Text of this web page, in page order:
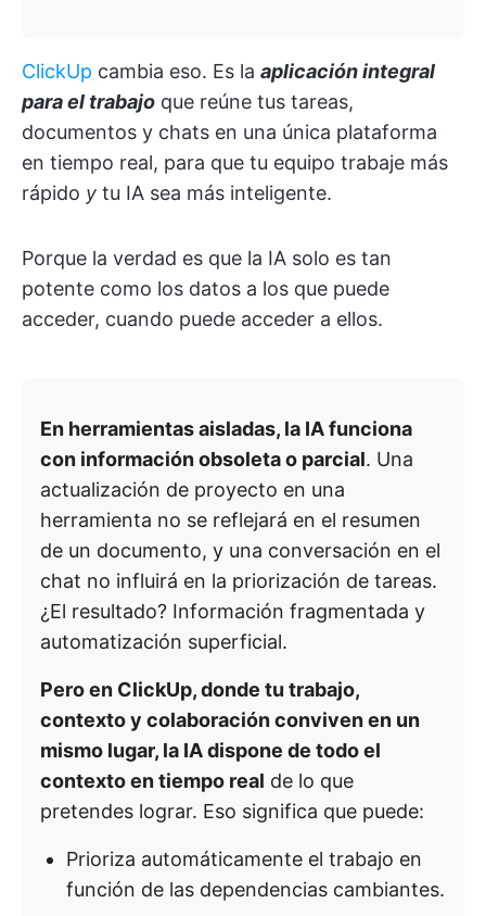
ClickUp cambia eso. Es la aplicación integral
para el trabajo que reúne tus tareas,
documentos y chats en una única plataforma
en tiempo real, para que tu equipo trabaje más
rápido y tu IA sea más inteligente.
Porque la verdad es que la IA solo es tan
potente como los datos a los que puede
acceder, cuando puede acceder a ellos.
En herramientas aisladas, la IA funciona
con información obsoleta o parcial. Una
actualización de proyecto en una
herramienta no se reflejará en el resumen
de un documento, y una conversación en el
chat no influirá en la priorización de tareas.
¿El resultado? Información fragmentada y
automatización superficial.
Pero en ClickUp, donde tu trabajo,
contexto y colaboración conviven en un
mismo lugar, la IA dispone de todo el
contexto en tiempo real de lo que
pretendes lograr. Eso significa que puede:
Prioriza automáticamente el trabajo en
función de las dependencias cambiantes.